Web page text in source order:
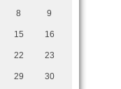
8 9
15 16
22 23
29 30